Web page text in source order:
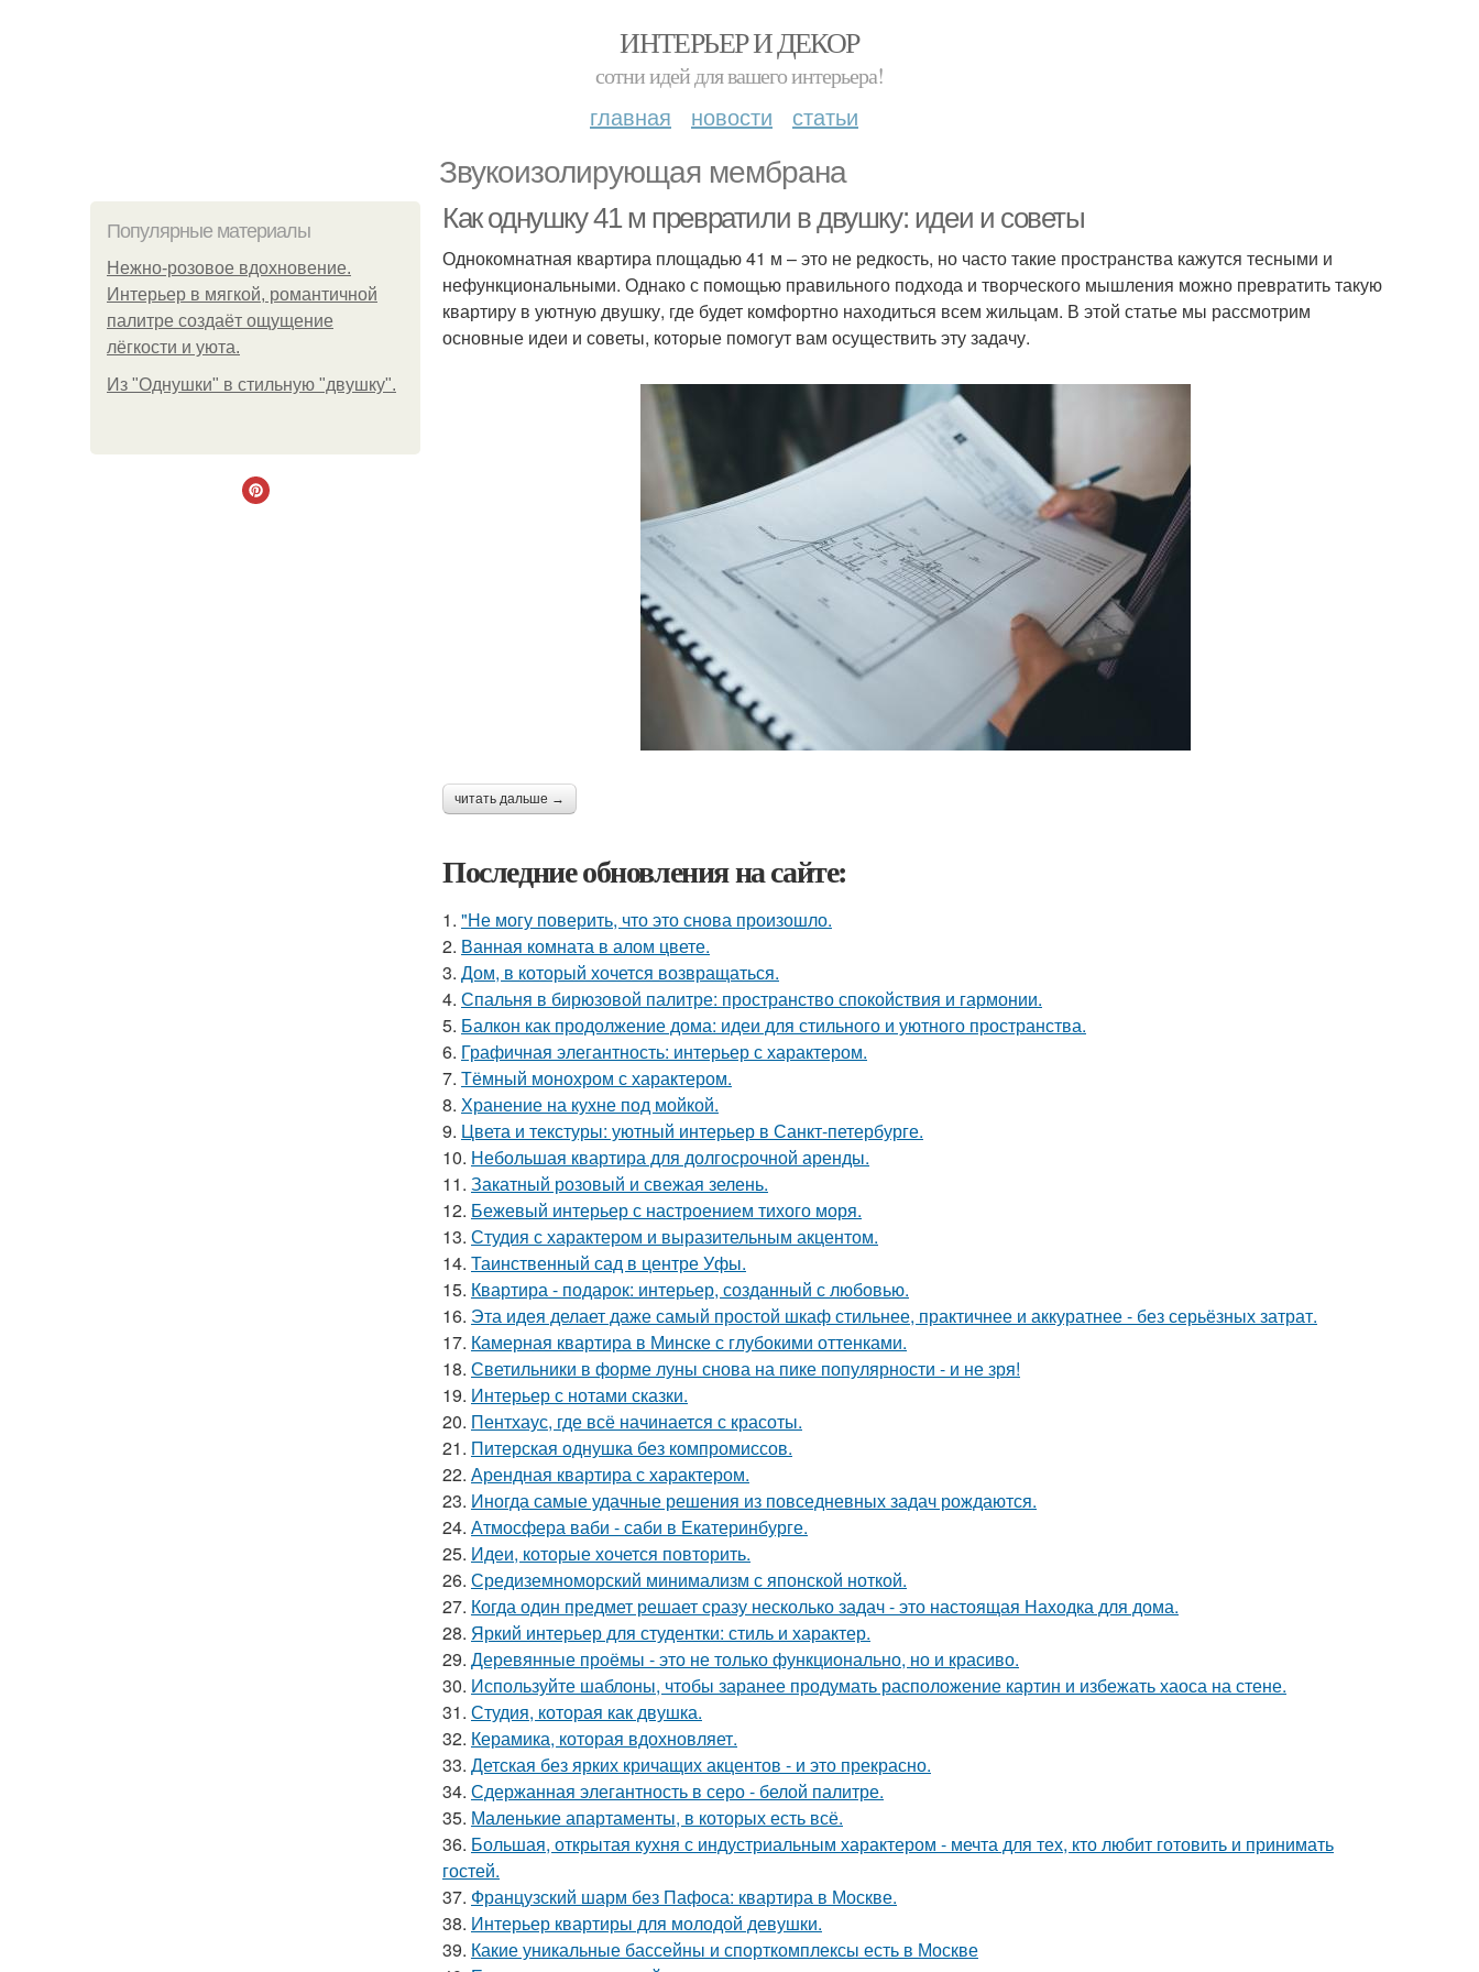
ИНТЕРЬЕР И ДЕКОР
сотни идей для вашего интерьера!
главная новости статьи
Звукоизолирующая мембрана
Популярные материалы
Нежно-розовое вдохновение.
Интерьер в мягкой, романтичной
палитре создаёт ощущение
лёгкости и уюта.
Из "Однушки" в стильную "двушку".
Как однушку 41 м превратили в двушку: идеи и советы
Однокомнатная квартира площадью 41 м – это не редкость, но часто такие пространства кажутся тесными и
нефункциональными. Однако с помощью правильного подхода и творческого мышления можно превратить такую
квартиру в уютную двушку, где будет комфортно находиться всем жильцам. В этой статье мы рассмотрим
основные идеи и советы, которые помогут вам осуществить эту задачу.
читать дальше →
Последние обновления на сайте:
1. "Не могу поверить, что это снова произошло.
2. Ванная комната в алом цвете.
3. Дом, в который хочется возвращаться.
4. Спальня в бирюзовой палитре: пространство спокойствия и гармонии.
5. Балкон как продолжение дома: идеи для стильного и уютного пространства.
6. Графичная элегантность: интерьер с характером.
7. Тёмный монохром с характером.
8. Хранение на кухне под мойкой.
9. Цвета и текстуры: уютный интерьер в Санкт-петербурге.
10. Небольшая квартира для долгосрочной аренды.
11. Закатный розовый и свежая зелень.
12. Бежевый интерьер с настроением тихого моря.
13. Студия с характером и выразительным акцентом.
14. Таинственный сад в центре Уфы.
15. Квартира - подарок: интерьер, созданный с любовью.
16. Эта идея делает даже самый простой шкаф стильнее, практичнее и аккуратнее - без серьёзных затрат.
17. Камерная квартира в Минске с глубокими оттенками.
18. Светильники в форме луны снова на пике популярности - и не зря!
19. Интерьер с нотами сказки.
20. Пентхаус, где всё начинается с красоты.
21. Питерская однушка без компромиссов.
22. Арендная квартира с характером.
23. Иногда самые удачные решения из повседневных задач рождаются.
24. Атмосфера ваби - саби в Екатеринбурге.
25. Идеи, которые хочется повторить.
26. Средиземноморский минимализм с японской ноткой.
27. Когда один предмет решает сразу несколько задач - это настоящая Находка для дома.
28. Яркий интерьер для студентки: стиль и характер.
29. Деревянные проёмы - это не только функционально, но и красиво.
30. Используйте шаблоны, чтобы заранее продумать расположение картин и избежать хаоса на стене.
31. Студия, которая как двушка.
32. Керамика, которая вдохновляет.
33. Детская без ярких кричащих акцентов - и это прекрасно.
34. Сдержанная элегантность в серо - белой палитре.
35. Маленькие апартаменты, в которых есть всё.
36. Большая, открытая кухня с индустриальным характером - мечта для тех, кто любит готовить и принимать
гостей.
37. Французский шарм без Пафоса: квартира в Москве.
38. Интерьер квартиры для молодой девушки.
39. Какие уникальные бассейны и спорткомплексы есть в Москве